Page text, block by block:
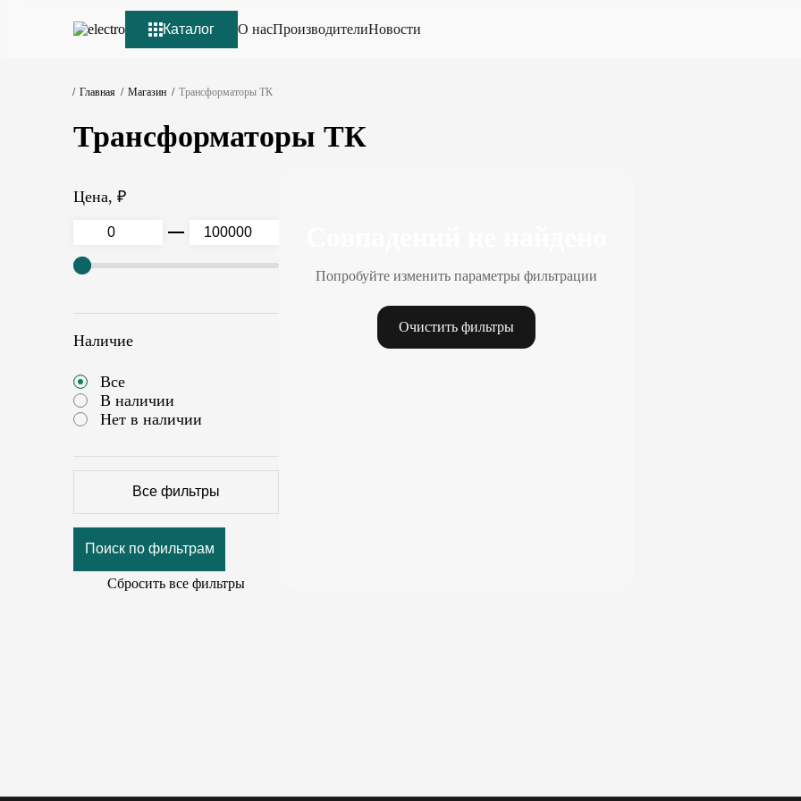
Каталог О насПроизводителиНовости
Главная Магазин Трансформаторы ТК
Трансформаторы ТК
Цена, ₽
Наличие
Все
В наличии
Нет в наличии
Все фильтры
Поиск по фильтрам
Сбросить все фильтры
Попробуйте изменить параметры фильтрации
Очистить фильтры